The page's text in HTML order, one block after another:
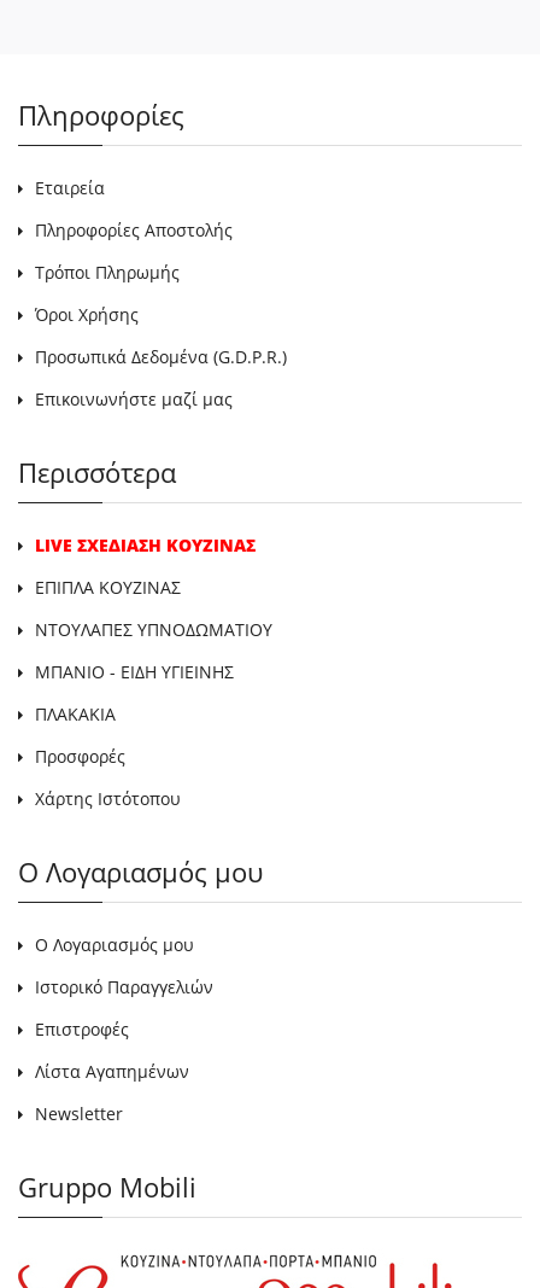
Πληροφορίες
Εταιρεία
Πληροφορίες Αποστολής
Τρόποι Πληρωμής
Όροι Χρήσης
Προσωπικά Δεδομένα (G.D.P.R.)
Επικοινωνήστε μαζί μας
Περισσότερα
LIVE ΣΧΕΔΙΑΣΗ ΚΟΥΖΙΝΑΣ
ΕΠΙΠΛΑ ΚΟΥΖΙΝΑΣ
ΝΤΟΥΛΑΠΕΣ ΥΠΝΟΔΩΜΑΤΙΟΥ
ΜΠΑΝΙΟ - ΕΙΔΗ ΥΓΙΕΙΝΗΣ
ΠΛΑΚΑΚΙΑ
Προσφορές
Χάρτης Ιστότοπου
Ο Λογαριασμός μου
Ο Λογαριασμός μου
Ιστορικό Παραγγελιών
Επιστροφές
Λίστα Αγαπημένων
Newsletter
Gruppo Mobili